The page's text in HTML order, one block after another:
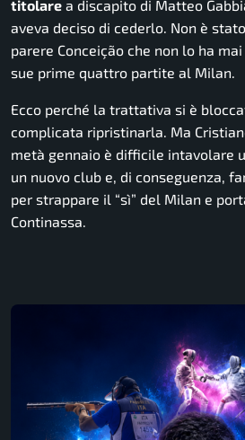
titolare a discapito di Matteo
aveva deciso di cederlo. Non è
parere Conceição che non lo ha
sue prime quattro partite al Milan.
Ecco perché la trattativa si è
complicata ripristinarla. Ma
metà gennaio è difficile intavolare
un nuovo club e, di conseguenza,
per strappare il “sì” del Milan e
Continassa.